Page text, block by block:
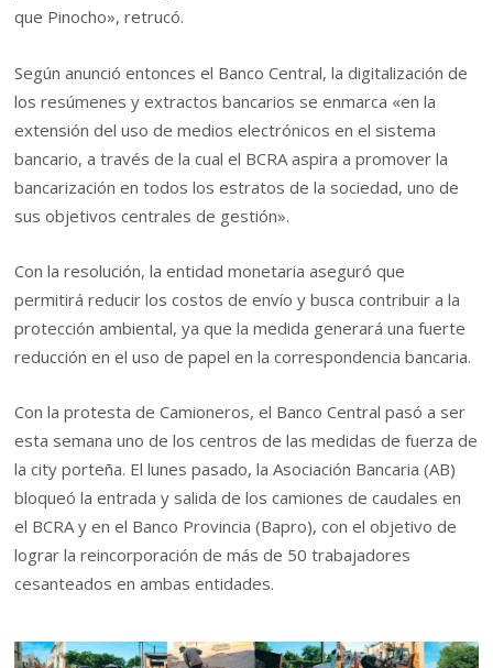
que Pinocho», retrucó.
Según anunció entonces el Banco Central, la digitalización de
los resúmenes y extractos bancarios se enmarca «en la
extensión del uso de medios electrónicos en el sistema
bancario, a través de la cual el BCRA aspira a promover la
bancarización en todos los estratos de la sociedad, uno de
sus objetivos centrales de gestión».
Con la resolución, la entidad monetaria aseguró que
permitirá reducir los costos de envío y busca contribuir a la
protección ambiental, ya que la medida generará una fuerte
reducción en el uso de papel en la correspondencia bancaria.
Con la protesta de Camioneros, el Banco Central pasó a ser
esta semana uno de los centros de las medidas de fuerza de
la city porteña. El lunes pasado, la Asociación Bancaria (AB)
bloqueó la entrada y salida de los camiones de caudales en
el BCRA y en el Banco Provincia (Bapro), con el objetivo de
lograr la reincorporación de más de 50 trabajadores
cesanteados en ambas entidades.